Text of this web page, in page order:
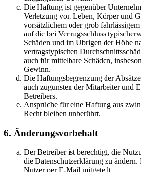
Die Haftung ist gegenüber
Verletzung von Leben, Körper und
vorsätzlichem oder grob
auf die bei Vertragsschluss
Schäden und im Übrigen der Höhe
vertragstypischen
auch für mittelbare Schäden,
Gewinn.
Die Haftungsbegrenzung der
auch zugunsten der Mitarbeiter und
Betreibers.
Ansprüche für eine Haftung aus
Recht bleiben unberührt.
6. Änderungsvorbehalt
Der Betreiber ist berechtigt, die
die Datenschutzerklärung zu
Nutzer per E-Mail mitgeteilt.